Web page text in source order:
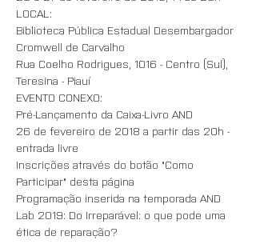
LOCAL:
Biblioteca Pública Estadual Desembargador
Cromwell de Carvalho
Rua Coelho Rodrigues, 1016 - Centro (Sul),
Teresina - Piauí
EVENTO CONEXO:
Pré-Lançamento da Caixa-Livro AND
26 de fevereiro de 2018 a partir das 20h -
entrada livre
Inscrições através do botão "Como
Participar" desta página
Programação inserida na temporada AND
Lab 2019: Do Irreparável: o que pode uma
ética de reparação?